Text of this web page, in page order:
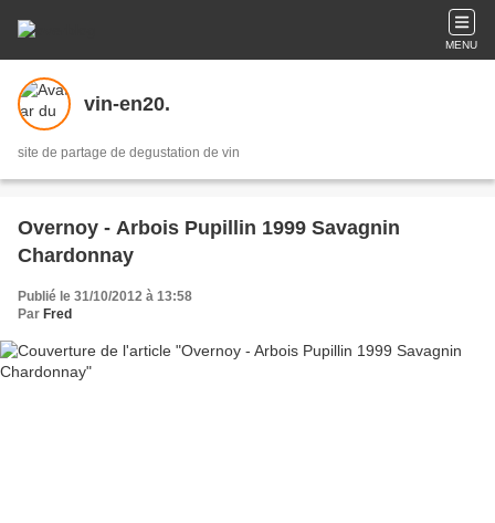
MENU
vin-en20.
site de partage de degustation de vin
Overnoy - Arbois Pupillin 1999 Savagnin
Chardonnay
Publié le 31/10/2012 à 13:58
Par Fred